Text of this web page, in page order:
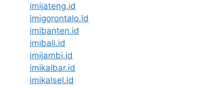
imijateng.id
imigorontalo.id
imibanten.id
imibali.id
imijambi.id
imikalbar.id
imikalsel.id